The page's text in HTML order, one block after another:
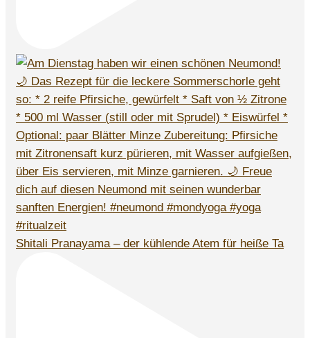
Shitali Pranayama – der kühlende Atem für heiße Ta